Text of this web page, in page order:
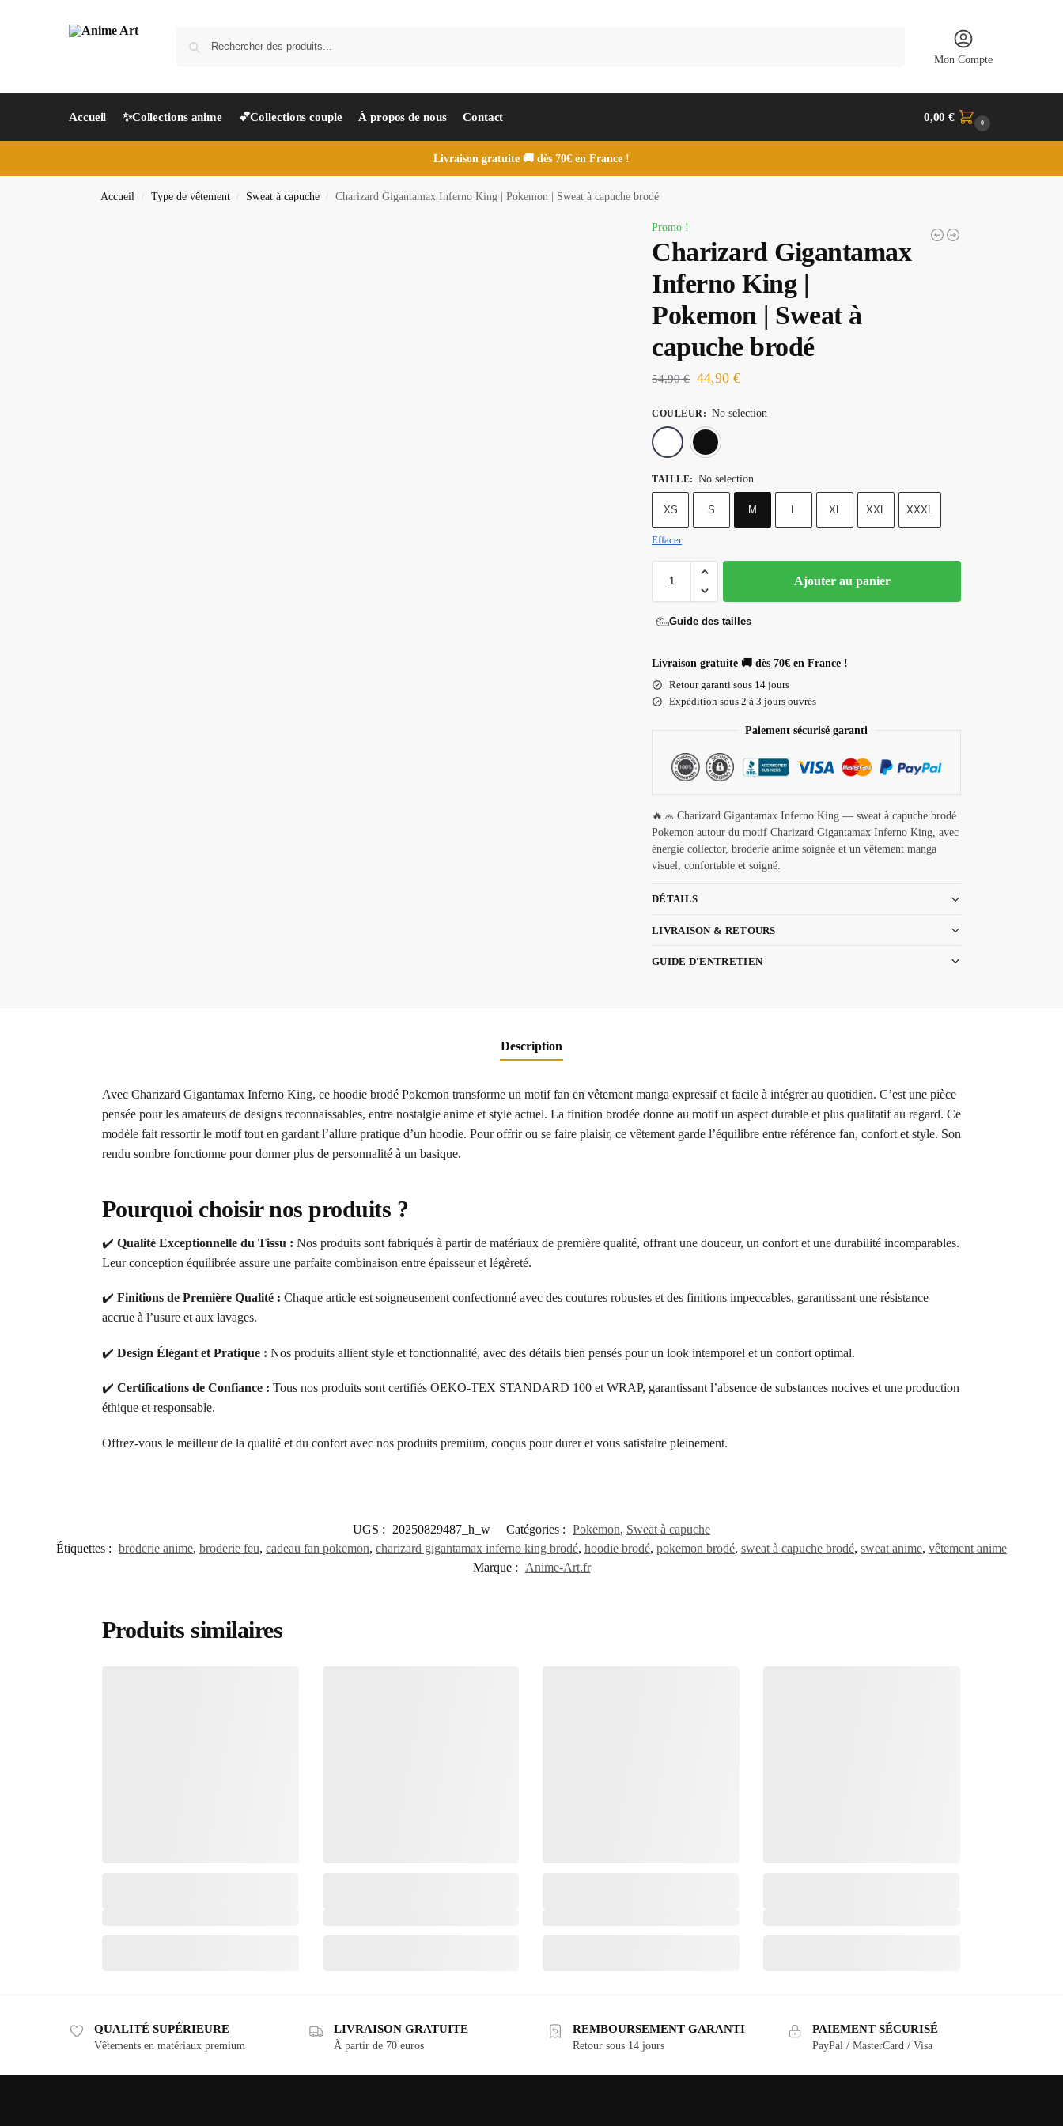
Mon Compte
Accueil ✨Collections anime 💕Collections couple À propos de nous Contact 0,00€ 0
Livraison gratuite 🚚 dès 70€ en France !
Accueil / Type de vêtement / Sweat à capuche / Charizard Gigantamax Inferno King | Pokemon | Sweat à capuche brodé
Promo !
Charizard Gigantamax
Inferno King |
Pokemon | Sweat à
capuche brodé
54,90€ 44,90€
COULEUR : No selection
TAILLE: No selection
XS S M L XL XXL XXXL
Effacer
Ajouter au panier
Guide des tailles
Livraison gratuite 🚚 dès 70€ en France !
Retour garanti sous 14 jours
Expédition sous 2 à 3 jours ouvrés
Paiement sécurisé garanti
🔥🧢 Charizard Gigantamax Inferno King — sweat à capuche brodé
Pokemon autour du motif Charizard Gigantamax Inferno King, avec
énergie collector, broderie anime soignée et un vêtement manga
visuel, confortable et soigné.
DÉTAILS
LIVRAISON & RETOURS
GUIDE D'ENTRETIEN
Description
Avec Charizard Gigantamax Inferno King, ce hoodie brodé Pokemon transforme un motif fan en vêtement manga expressif et facile à intégrer au quotidien. C’est une pièce
pensée pour les amateurs de designs reconnaissables, entre nostalgie anime et style actuel. La finition brodée donne au motif un aspect durable et plus qualitatif au regard. Ce
modèle fait ressortir le motif tout en gardant l’allure pratique d’un hoodie. Pour offrir ou se faire plaisir, ce vêtement garde l’équilibre entre référence fan, confort et style. Son
rendu sombre fonctionne pour donner plus de personnalité à un basique.
Pourquoi choisir nos produits ?
✔️ Qualité Exceptionnelle du Tissu : Nos produits sont fabriqués à partir de matériaux de première qualité, offrant une douceur, un confort et une durabilité incomparables.
Leur conception équilibrée assure une parfaite combinaison entre épaisseur et légèreté.
✔️ Finitions de Première Qualité : Chaque article est soigneusement confectionné avec des coutures robustes et des finitions impeccables, garantissant une résistance
accrue à l’usure et aux lavages.
✔️ Design Élégant et Pratique : Nos produits allient style et fonctionnalité, avec des détails bien pensés pour un look intemporel et un confort optimal.
✔️ Certifications de Confiance : Tous nos produits sont certifiés OEKO-TEX STANDARD 100 et WRAP, garantissant l’absence de substances nocives et une production
éthique et responsable.
Offrez-vous le meilleur de la qualité et du confort avec nos produits premium, conçus pour durer et vous satisfaire pleinement.
UGS : 20250829487_h_w Catégories : Pokemon, Sweat à capuche
Étiquettes : broderie anime, broderie feu, cadeau fan pokemon, charizard gigantamax inferno king brodé, hoodie brodé, pokemon brodé, sweat à capuche brodé, sweat anime, vêtement anime
Marque :
Anime-Art.fr
Produits similaires
QUALITÉ SUPÉRIEURE
Vêtements en matériaux premium
LIVRAISON GRATUITE
À partir de 70 euros
REMBOURSEMENT GARANTI
Retour sous 14 jours
PAIEMENT SÉCURISÉ
PayPal / MasterCard / Visa